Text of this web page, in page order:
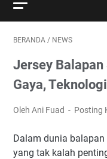
BERANDA / NEWS
Jersey Balapan
Gaya,
Oleh Ani Fuad Posting
Dalam dunia balapan
yang tak kalah